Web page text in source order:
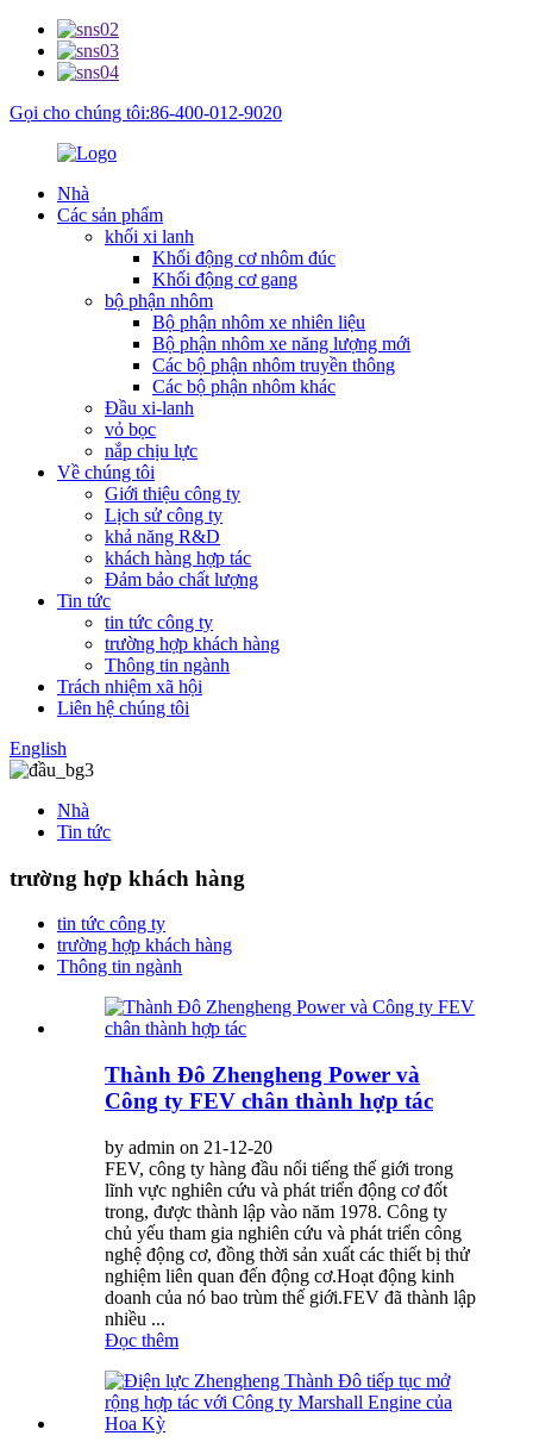
Gọi cho chúng tôi:86-400-012-9020
Nhà
Các sản phẩm
khối xi lanh
Khối động cơ nhôm đúc
Khối động cơ gang
bộ phận nhôm
Bộ phận nhôm xe nhiên liệu
Bộ phận nhôm xe năng lượng mới
Các bộ phận nhôm truyền thông
Các bộ phận nhôm khác
Đầu xi-lanh
vỏ bọc
nắp chịu lực
Về chúng tôi
Giới thiệu công ty
Lịch sử công ty
khả năng R&D
khách hàng hợp tác
Đảm bảo chất lượng
Tin tức
tin tức công ty
trường hợp khách hàng
Thông tin ngành
Trách nhiệm xã hội
Liên hệ chúng tôi
English
Nhà
Tin tức
trường hợp khách hàng
tin tức công ty
trường hợp khách hàng
Thông tin ngành
Thành Đô Zhengheng Power và
Công ty FEV chân thành hợp tác
by admin on 21-12-20
FEV, công ty hàng đầu nổi tiếng thế giới trong
lĩnh vực nghiên cứu và phát triển động cơ đốt
trong, được thành lập vào năm 1978. Công ty
chủ yếu tham gia nghiên cứu và phát triển công
nghệ động cơ, đồng thời sản xuất các thiết bị thử
nghiệm liên quan đến động cơ.Hoạt động kinh
doanh của nó bao trùm thế giới.FEV đã thành lập
nhiều ...
Đọc thêm